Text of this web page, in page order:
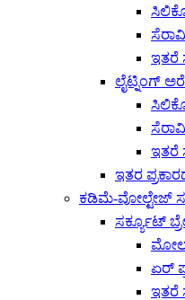
ಇತರೆ
ಲೈಟ್ನಿಂಗ್
ಇತರೆ
ಇತರ
ಕಡಿಮೆ-ವೋಲ್ಟೇಜ್
ಸರ್ಕ್ಯೂಟ್
ಏರ್
ಇತರೆ